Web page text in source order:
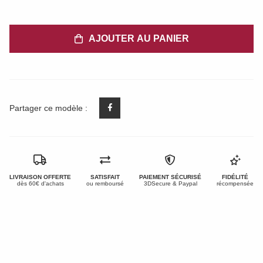
AJOUTER AU PANIER
Partager ce modèle :
LIVRAISON OFFERTE
dès 60€ d'achats
SATISFAIT
ou remboursé
PAIEMENT SÉCURISÉ
3DSecure & Paypal
FIDÉLITÉ
récompensée